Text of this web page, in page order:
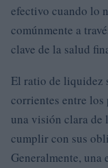
efectivo cuando lo
comúnmente a
clave de la salud
El ratio de liquidez
corrientes entre
una visión clara de
cumplir con sus
Generalmente,